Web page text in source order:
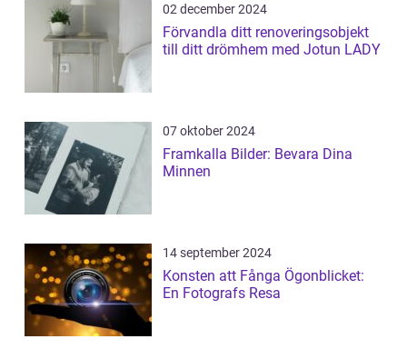
02 december 2024
Förvandla ditt renoveringsobjekt
till ditt drömhem med Jotun LADY
07 oktober 2024
Framkalla Bilder: Bevara Dina
Minnen
14 september 2024
Konsten att Fånga Ögonblicket:
En Fotografs Resa